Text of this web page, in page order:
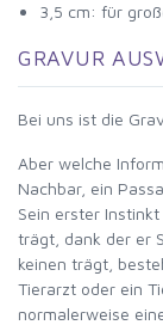
3,5 cm: für
GRAVUR
Bei uns ist die
Aber welche
Nachbar, ein
Sein erster
trägt, dank der er
keinen trägt,
Tierarzt oder ein
normalerweise